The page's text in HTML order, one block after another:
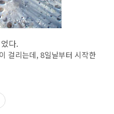
다.
걸리는데, 8일날부터 시작한